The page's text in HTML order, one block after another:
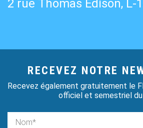
2 rue Thomas Edison, L-
RECEVEZ NOTRE
Recevez également gratuitement le
officiel et semestriel du